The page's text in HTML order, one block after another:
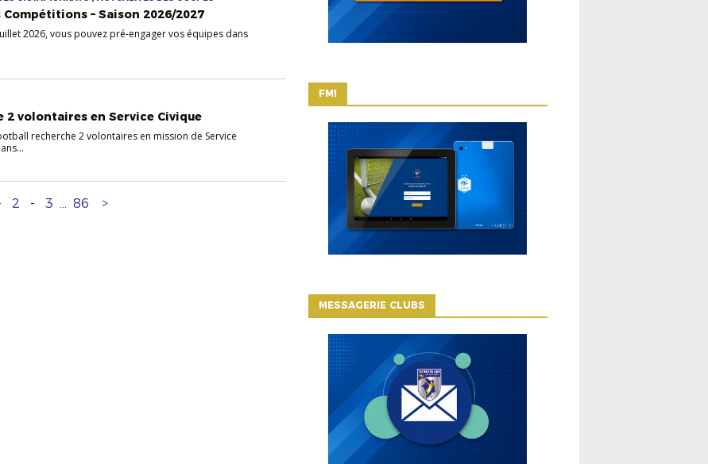
– Saison 2026/2027
2026, vous pouvez pré-engager vos équipes dans
volontaires en Service Civique
recherche 2 volontaires en mission de Service
2 - 3 86 >
FMI
MESSAGERIE CLUBS